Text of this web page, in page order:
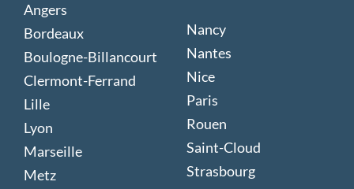
Angers
Bordeaux
Boulogne-Billancourt
Clermont-Ferrand
Lille
Lyon
Marseille
Metz
Nancy
Nantes
Nice
Paris
Rouen
Saint-Cloud
Strasbourg